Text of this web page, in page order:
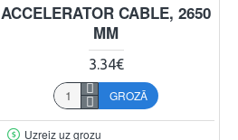
ACCELERATOR CABLE, 2650
MM
3.34€
GROZĀ
Uzreiz uz grozu